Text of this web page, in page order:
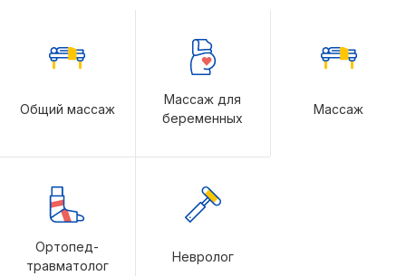
Общий массаж
Массаж для
беременных
Массаж
Ортопед-
травматолог
Невролог